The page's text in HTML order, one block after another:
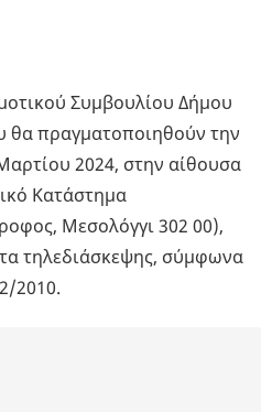
Συμβουλίου Δήμου
θα πραγματοποιηθούν την
2024, στην αίθουσα
Κατάστημα
Μεσολόγγι 302 00),
τηλεδιάσκεψης, σύμφωνα
2010.